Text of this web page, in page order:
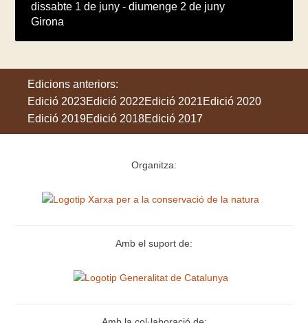
dissabte 1 de juny - diumenge 2 de juny
Girona
Edicions anteriors:
Edició 2023Edició 2022Edició 2021Edició 2020
Edició 2019Edició 2018Edició 2017
Organitza:
Amb el suport de: